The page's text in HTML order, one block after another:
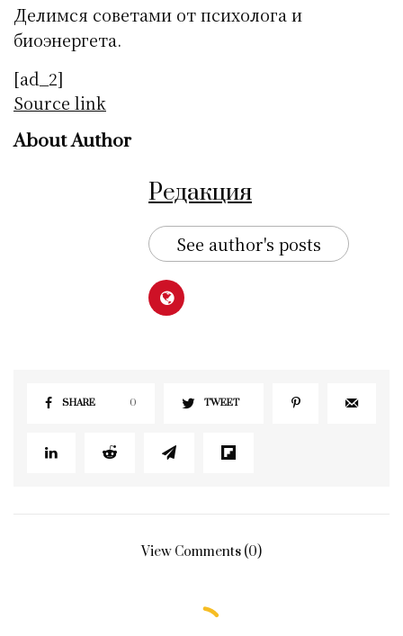
Делимся советами от психолога и
биоэнергета.
[ad_2]
Source link
About Author
Редакция
See author's posts
SHARE 0 TWEET
View Comments (0)